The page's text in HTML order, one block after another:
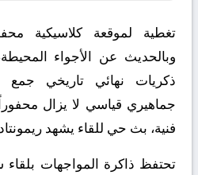
تغطية لموقعة كلاسيكية
وبالحديث عن الأجواء
ذكريات نهائي تاريخي
جماهيري قياسي لا يزال
فنية، بث حي للقاء يشهد
تحتفظ ذاكرة المواجهات